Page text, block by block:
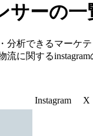
サーの一
分析できるマーケ
に関する
Instagram X